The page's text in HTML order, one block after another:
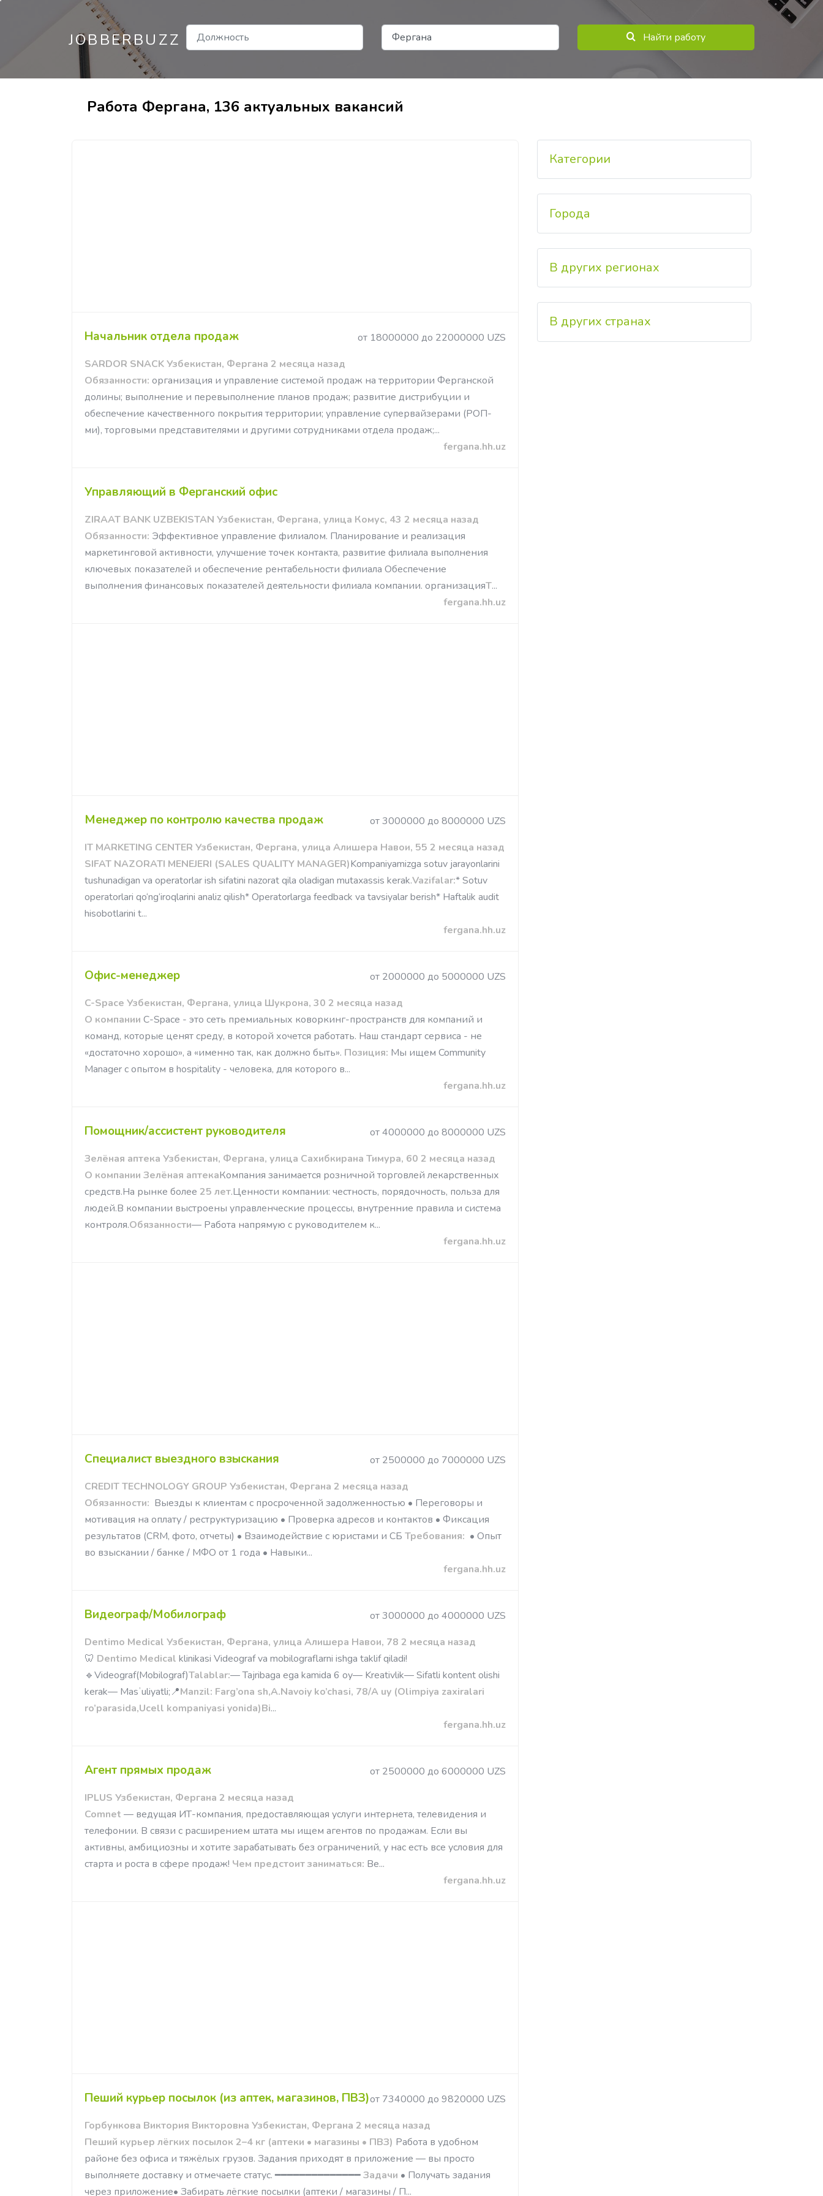
JOBBERBUZZ Найти работу
Работа Фергана, 136 актуальных вакансий
Начальник отдела продаж
от 18000000 до 22000000 UZS
SARDOR SNACK Узбекистан, Фергана 2 месяца назад
Обязанности: организация и управление системой продаж на территории Ферганской
долины; выполнение и перевыполнение планов продаж; развитие дистрибуции и
обеспечение качественного покрытия территории; управление супервайзерами (РОП-
ми), торговыми представителями и другими сотрудниками отдела продаж;...
fergana.hh.uz
Управляющий в Ферганский офис
ZIRAAT BANK UZBEKISTAN Узбекистан, Фергана, улица Комус, 43 2 месяца назад
Обязанности: Эффективное управление филиалом. Планирование и реализация
маркетинговой активности, улучшение точек контакта, развитие филиала выполнения
ключевых показателей и обеспечение рентабельности филиала Обеспечение
выполнения финансовых показателей деятельности филиала компании. организацияТ...
fergana.hh.uz
Менеджер по контролю качества продаж
от 3000000 до 8000000 UZS
IT MARKETING CENTER Узбекистан, Фергана, улица Алишера Навои, 55 2 месяца назад
SIFAT NAZORATI MENEJERI (SALES QUALITY MANAGER)Kompaniyamizga sotuv jarayonlarini
tushunadigan va operatorlar ish sifatini nazorat qila oladigan mutaxassis kerak.Vazifalar:* Sotuv
operatorlari qo‘ng‘iroqlarini analiz qilish* Operatorlarga feedback va tavsiyalar berish* Haftalik audit
hisobotlarini t...
fergana.hh.uz
Офис-менеджер
от 2000000 до 5000000 UZS
C-Space Узбекистан, Фергана, улица Шукрона, 30 2 месяца назад
О компании C-Space - это сеть премиальных коворкинг-пространств для компаний и
команд, которые ценят среду, в которой хочется работать. Наш стандарт сервиса - не
«достаточно хорошо», а «именно так, как должно быть». Позиция: Мы ищем Community
Manager с опытом в hospitality - человека, для которого в...
fergana.hh.uz
Помощник/ассистент руководителя
от 4000000 до 8000000 UZS
Зелёная аптека Узбекистан, Фергана, улица Сахибкирана Тимура, 60 2 месяца назад
О компании Зелёная аптекаКомпания занимается розничной торговлей лекарственных
средств.На рынке более 25 лет.Ценности компании: честность, порядочность, польза для
людей.В компании выстроены управленческие процессы, внутренние правила и система
контроля.Обязанности— Работа напрямую с руководителем к...
fergana.hh.uz
Специалист выездного взыскания
от 2500000 до 7000000 UZS
CREDIT TECHNOLOGY GROUP Узбекистан, Фергана 2 месяца назад
Обязанности: ​​​​​​ Выезды к клиентам с просроченной задолженностью • Переговоры и
мотивация на оплату / реструктуризацию • Проверка адресов и контактов • Фиксация
результатов (CRM, фото, отчеты) • Взаимодействие с юристами и СБ Требования: ​​​​​​ • Опыт
во взыскании / банке / МФО от 1 года • Навыки...
fergana.hh.uz
Видеограф/Мобилограф
от 3000000 до 4000000 UZS
Dentimo Medical Узбекистан, Фергана, улица Алишера Навои, 78 2 месяца назад
🦷 Dentimo Medical klinikasi Videograf va mobilograflarni ishga taklif qiladi!
🔹Videograf(Mobilograf)Talablar:— Tajribaga ega kamida 6 oy— Kreativlik— Sifatli kontent olishi
kerak— Masʼuliyatli;📍Manzil: Farg’ona sh,A.Navoiy ko’chasi, 78/A uy (Olimpiya zaxiralari
ro’parasida,Ucell kompaniyasi yonida)Bi...
fergana.hh.uz
Агент прямых продаж
от 2500000 до 6000000 UZS
IPLUS Узбекистан, Фергана 2 месяца назад
Comnet — ведущая ИТ-компания, предоставляющая услуги интернета, телевидения и
телефонии. В связи с расширением штата мы ищем агентов по продажам. Если вы
активны, амбициозны и хотите зарабатывать без ограничений, у нас есть все условия для
старта и роста в сфере продаж! Чем предстоит заниматься: Ве...
fergana.hh.uz
Пеший курьер посылок (из аптек, магазинов, ПВЗ)от 7340000 до 9820000 UZS
Горбункова Виктория Викторовна Узбекистан, Фергана 2 месяца назад
Пеший курьер лёгких посылок 2–4 кг (аптеки • магазины • ПВЗ) Работа в удобном
районе без офиса и тяжёлых грузов. Задания приходят в приложение — вы просто
выполняете доставку и отмечаете статус. ━━━━━━━━━━━━━━Задачи • Получать задания
через приложение• Забирать лёгкие посылки (аптеки / магазины / П...
Категории
Города
В других регионах
В других странах